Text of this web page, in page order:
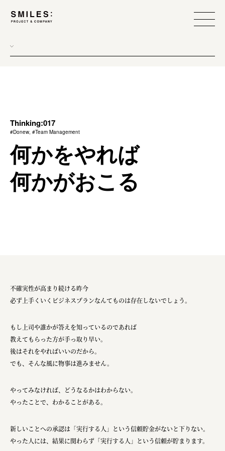
scope
team management
method
Thinking:017
#Donew, #Team Management
何かをやれば
何かがおこる
不確実性が高まり続ける昨今
必ず上手くいくビジネスプランなんてものは存在しないでしょう。
もし上司や誰かが答えを知っているのであれば
教えてもらった方が手っ取り早い。
後はそれをやればいいのだから。
でも、そんな風に物事は進みません。
やってみなければ、どうなるかはわからない。
やったことで、わかることがある。
新しいことへの承認は「実行する人」という信頼貯金がないと下りない。
やった人には、結果に関わらず「実行する人」という信頼が貯まります。